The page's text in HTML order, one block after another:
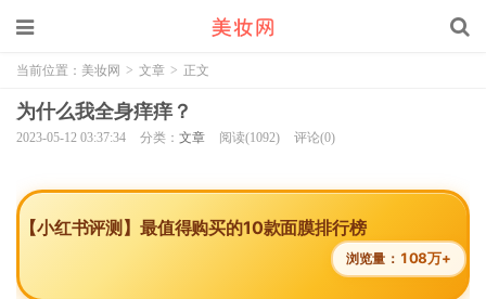
当前位置： 美妆网 > 文章 > 正文
为什么我全身痒痒？
2023-05-12 03:37:34 分类： 文章 阅读(1092) 评论(0)
【小红书评测】最值得购买的10款面膜排行榜
浏览量： 108万+